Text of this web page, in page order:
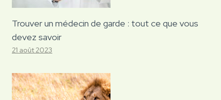
Trouver un médecin de garde : tout ce que vous
devez savoir
21 août 2023